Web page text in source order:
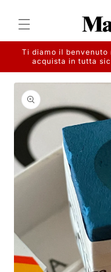
ai contenuti
Ti diamo il benvenuto
acquista in tutta
Passa alle
informazioni
sul prodotto